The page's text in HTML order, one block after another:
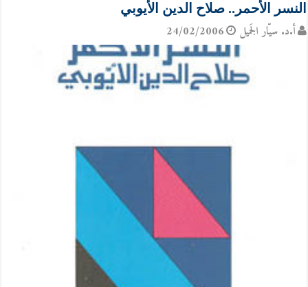
النسر الأحمر.. صلاح الدين الأيوبي
أ.د. سيّار الجَميل 24/02/2006